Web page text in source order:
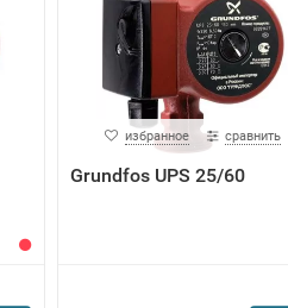
избранное сравнить
Grundfos UPS 25/60